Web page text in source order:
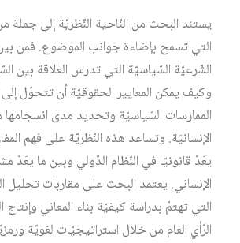
يستند البحث من النّاحية النّظريّة إلى جملة
التي تسمح بإضاءة جوانب الموضوع. فمن
الشّرعيّة السّياسيّة التي تدرس العلاقة بين
وكيف يمكن المعايير الحقوقيّة أن تتحوّل إلى
الممارسات السّياسيّة وتحديد مدى انسجامها
الإنسانيّة. وتساعد هذه النّظريّة على فهم
يعَدّ قانونيّا في النّظام الدّولي وبين ما يعَدّ
الإنساني. يعتمد البحث على مقاربات
التي تهتمّ بدراسة كيفيّة بناء المعاني
الرّأي العام من خلال استراتيجيّات لغويّة